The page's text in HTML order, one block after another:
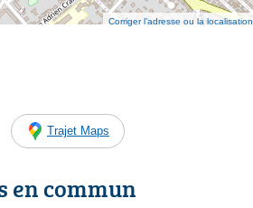
Corriger l’adresse ou la localisation
Trajet Maps
en commun